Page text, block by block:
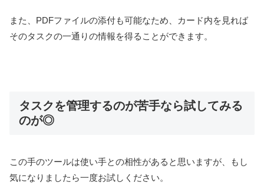
また、PDFファイルの添付も可能なため、カード内を見れば
そのタスクの一通りの情報を得ることができます。
タスクを管理するのが苦手なら試してみる
のが◎
この手のツールは使い手との相性があると思いますが、もし
気になりましたら一度お試しください。